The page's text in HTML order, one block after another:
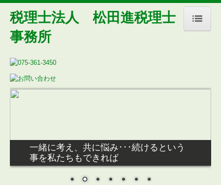
トップページ
事務所紹介(コラムあり)
行雲流水(所長＆副所長の雑感)
お知らせ
業務案内
税理士法人 松田進税理士
事務所
一緒に考え、共に悩み･･･続けるという
事を私たちもできれば